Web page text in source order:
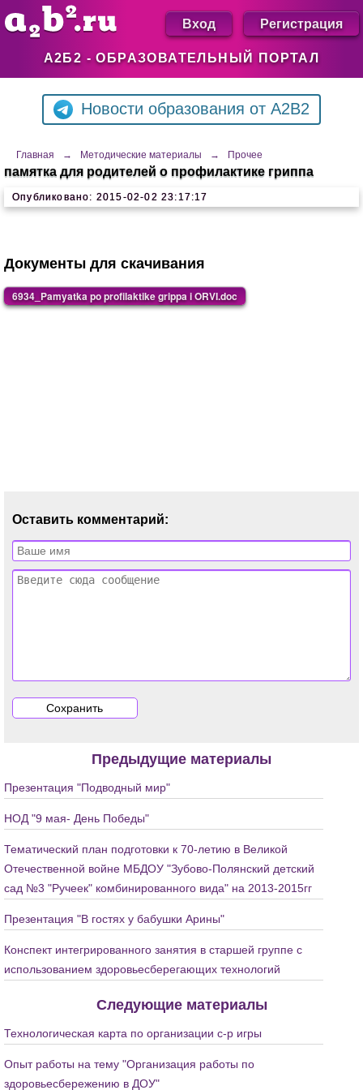
А2Б2 - ОБРАЗОВАТЕЛЬНЫЙ ПОРТАЛ
Вход Регистрация
Новости образования от A2B2
Главная → Методические материалы → Прочее
памятка для родителей о профилактике гриппа
Опубликовано: 2015-02-02 23:17:17
Документы для скачивания
6934_Pamyatka po profilaktike grippa i ORVI.doc
Оставить комментарий:
Предыдущие материалы
Презентация "Подводный мир"
НОД "9 мая- День Победы"
Тематический план подготовки к 70-летию в Великой
Отечественной войне МБДОУ "Зубово-Полянский детский
сад №3 "Ручеек" комбинированного вида" на 2013-2015гг
Презентация "В гостях у бабушки Арины"
Конспект интегрированного занятия в старшей группе с
использованием здоровьесберегающих технологий
Следующие материалы
Технологическая карта по организации с-р игры
Опыт работы на тему "Организация работы по
здоровьесбережению в ДОУ"